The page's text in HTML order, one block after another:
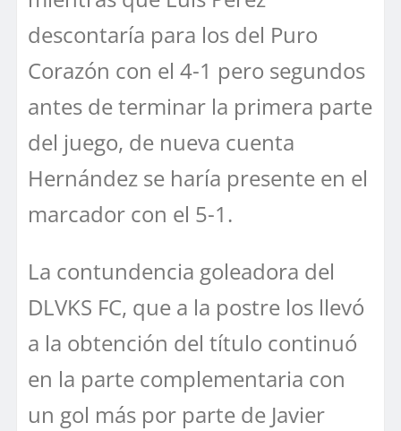
descontaría para los del Puro
Corazón con el 4-1 pero segundos
antes de terminar la primera parte
del juego, de nueva cuenta
Hernández se haría presente en el
marcador con el 5-1.
La contundencia goleadora del
DLVKS FC, que a la postre los llevó
a la obtención del título continuó
en la parte complementaria con
un gol más por parte de Javier